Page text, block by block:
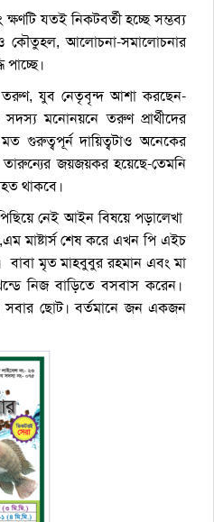
যতই নিকটবর্তী হচ্ছে সম্ভব্য
কৌতুহল, আলোচনা-সমালোচনার
পাচ্ছে।
তরুণ, যুব নেতৃবৃন্দ আশা করছেন-
মনোনয়নে তরুণ প্রার্থীদের
মত গুরুত্বপূর্ন দায়িত্বটাও অনেকের
তারুন্যের জয়জয়কর হয়েছে-তেমনি
থাকবে।
নেই আইন বিষয়ে পড়ালেখা
মাষ্টার্স শেষ করে এখন পি এইচ
বাবা মৃত মাহবুবুর রহমান এবং মা
নিজ বাড়িতে বসবাস করেন।
ছোট। বর্তমানে জন একজন